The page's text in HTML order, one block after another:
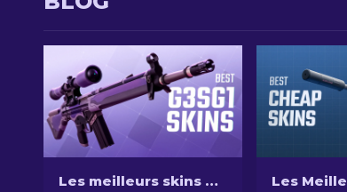
Les meilleurs skins CS2 G3SG1 dans toutes les gammes de prix